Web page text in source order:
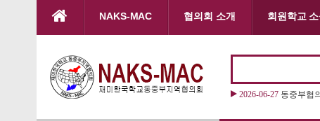
본문으로 바로가기
NAKS-MAC 협의회 소개 회원학교 소
2026-06-27 동중부협
Sketchbook5, 스케치북5
Sketchbook5, 스케치북5